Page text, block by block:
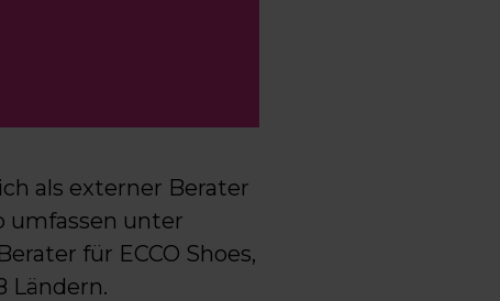
als externer Berater
umfassen unter
für ECCO Shoes,
Ländern.